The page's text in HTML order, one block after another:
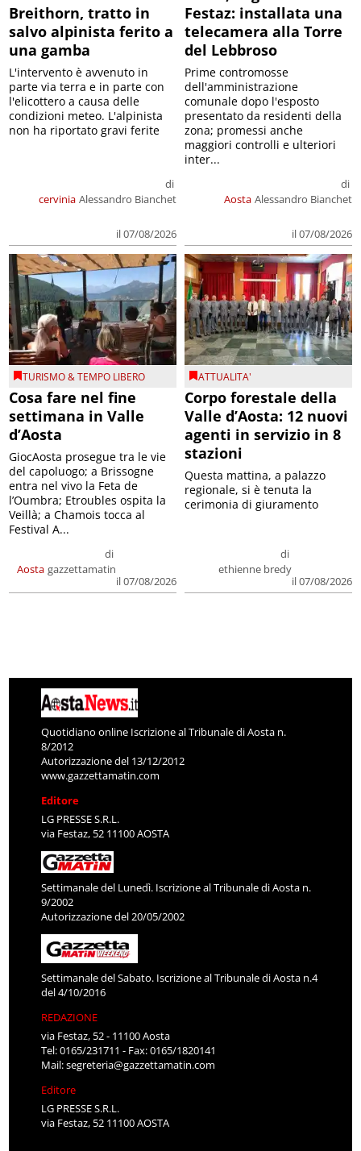
Breithorn, tratto in
salvo alpinista ferito a
una gamba
cervinia
di
Alessandro Bianchet
il 07/08/2026
L'intervento è avvenuto in
parte via terra e in parte con
l'elicottero a causa delle
condizioni meteo. L'alpinista
non ha riportato gravi ferite
Festaz: installata una
telecamera alla Torre
del Lebbroso
Aosta
di
Alessandro Bianchet
il 07/08/2026
Prime contromosse
dell'amministrazione
comunale dopo l'esposto
presentato da residenti della
zona; promessi anche
maggiori controlli e ulteriori
inter...
TURISMO & TEMPO LIBERO
Cosa fare nel fine
settimana in Valle
d’Aosta
Aosta
di
gazzettamatin
il 07/08/2026
GiocAosta prosegue tra le vie
del capoluogo; a Brissogne
entra nel vivo la Feta de
l’Oumbra; Etroubles ospita la
Veillà; a Chamois tocca al
Festival A...
ATTUALITA'
Corpo forestale della
Valle d’Aosta: 12 nuovi
agenti in servizio in 8
stazioni
di
ethienne bredy
il 07/08/2026
Questa mattina, a palazzo
regionale, si è tenuta la
cerimonia di giuramento
Quotidiano online Iscrizione al Tribunale di Aosta n.
8/2012
Autorizzazione del 13/12/2012
www.gazzettamatin.com
Editore
LG PRESSE S.R.L.
via Festaz, 52 11100 AOSTA
Settimanale del Lunedì. Iscrizione al Tribunale di Aosta n.
9/2002
Autorizzazione del 20/05/2002
Settimanale del Sabato. Iscrizione al Tribunale di Aosta n.4
del 4/10/2016
REDAZIONE
via Festaz, 52 - 11100 Aosta
Tel: 0165/231711 - Fax: 0165/1820141
Mail:segreteria@gazzettamatin.com
Editore
LG PRESSE S.R.L.
via Festaz, 52 11100 AOSTA